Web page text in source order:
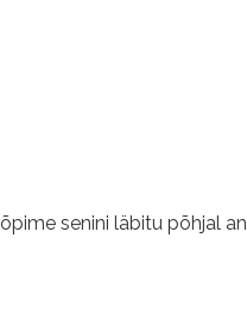
senini läbitu põhjal